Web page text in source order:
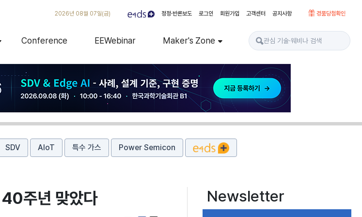
2026년 08월 07일(금) 정정·반론보도 로그인 회원가입 고객센터 공지사항 경품당첨확인
Conference EEWebinar Maker's Zone
SDV AIoT 특수 가스 Power Semicon
40주년 맞았다 Newsletter